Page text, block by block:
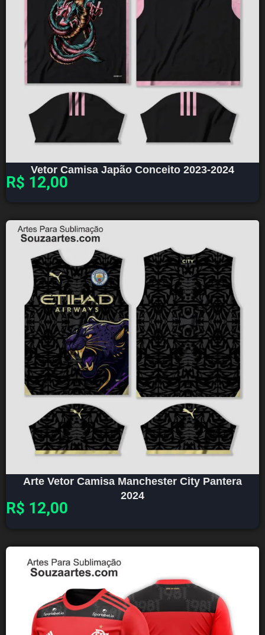
Vetor Camisa Japão Conceito 2023-2024
R$ 12,00
Arte Vetor Camisa Manchester City Pantera
2024
R$ 12,00